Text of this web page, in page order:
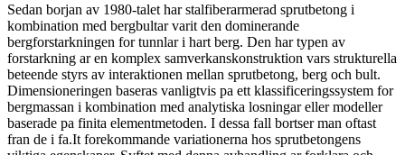
Sedan borjan av 1980-talet har stalfiberarmerad sprutbetong i
kombination med bergbultar varit den dominerande
bergforstarkningen for tunnlar i hart berg. Den har typen av
forstarkning ar en komplex samverkanskonstruktion vars strukturella
beteende styrs av interaktionen mellan sprutbetong, berg och bult.
Dimensioner­ingen baseras vanligtvis pa ett klassificeringssystem for
bergmassan i kombination med analytiska losningar eller modeller
baserade pa finita elementmetoden. I dessa fall bortser man oftast
fran de i fa.It forekommande variationerna hos sprut­betongens